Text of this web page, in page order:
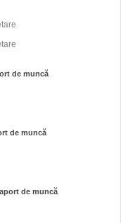
de muncă
de muncă
de muncă